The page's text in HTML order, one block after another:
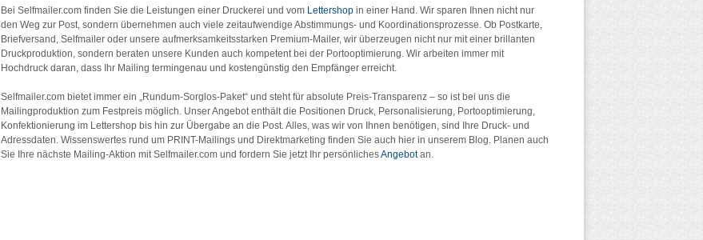
Bei Selfmailer.com finden Sie die Leistungen einer Druckerei und vom Lettershop in einer Hand. Wir sparen Ihnen nicht nur
den Weg zur Post, sondern übernehmen auch viele zeitaufwendige Abstimmungs- und Koordinationsprozesse. Ob Postkarte,
Briefversand, Selfmailer oder unsere aufmerksamkeitsstarken Premium-Mailer, wir überzeugen nicht nur mit einer brillanten
Druckproduktion, sondern beraten unsere Kunden auch kompetent bei der Portooptimierung. Wir arbeiten immer mit
Hochdruck daran, dass Ihr Mailing termingenau und kostengünstig den Empfänger erreicht.
Selfmailer.com bietet immer ein „Rundum-Sorglos-Paket“ und steht für absolute Preis-Transparenz – so ist bei uns die
Mailingproduktion zum Festpreis möglich. Unser Angebot enthält die Positionen Druck, Personalisierung, Portooptimierung,
Konfektionierung im Lettershop bis hin zur Übergabe an die Post. Alles, was wir von Ihnen benötigen, sind Ihre Druck- und
Adressdaten. Wissenswertes rund um PRINT-Mailings und Direktmarketing finden Sie auch hier in unserem Blog. Planen auch
Sie Ihre nächste Mailing-Aktion mit Selfmailer.com und fordern Sie jetzt Ihr persönlichesAngebotan.